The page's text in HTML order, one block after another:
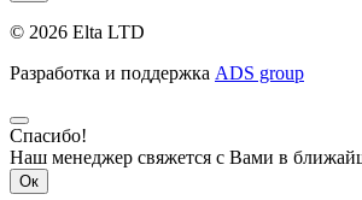
© 2026 Elta LTD
Разработка и поддержка ADS group
Спасибо!
Наш менеджер свяжется с Вами в
Ок